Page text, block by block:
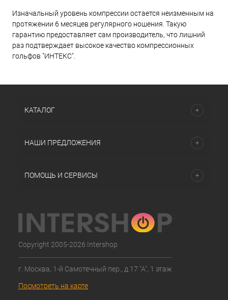
Изначальный уровень компрессии остается неизменным на
протяжении 6 месяцев регулярного ношения. Такую
гарантию предоставляет сам производитель, что лишний
раз подтверждает высокое качество компрессионных
гольфов "ИНТЕКС".
КАТАЛОГ
НАШИ ПРЕДЛОЖЕНИЯ
ПОМОЩЬ И СЕРВИСЫ
Copyright 2005-2026 Intershop
г. Москва, 1-й Самотечный пер., д.17 "А", 1 этаж
Посмотреть на карте